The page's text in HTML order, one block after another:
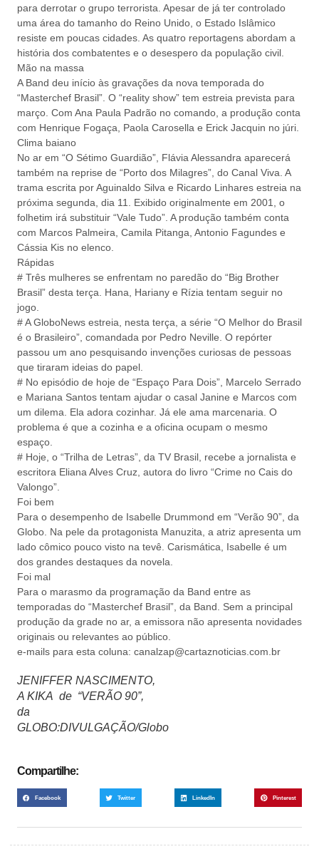
para derrotar o grupo terrorista. Apesar de já ter controlado
uma área do tamanho do Reino Unido, o Estado Islâmico
resiste em poucas cidades. As quatro reportagens abordam a
história dos combatentes e o desespero da população civil.
Mão na massa
A Band deu início às gravações da nova temporada do
“Masterchef Brasil”. O “reality show” tem estreia prevista para
março. Com Ana Paula Padrão no comando, a produção conta
com Henrique Fogaça, Paola Carosella e Erick Jacquin no júri.
Clima baiano
No ar em “O Sétimo Guardião”, Flávia Alessandra aparecerá
também na reprise de “Porto dos Milagres”, do Canal Viva. A
trama escrita por Aguinaldo Silva e Ricardo Linhares estreia na
próxima segunda, dia 11. Exibido originalmente em 2001, o
folhetim irá substituir “Vale Tudo”. A produção também conta
com Marcos Palmeira, Camila Pitanga, Antonio Fagundes e
Cássia Kis no elenco.
Rápidas
# Três mulheres se enfrentam no paredão do “Big Brother
Brasil” desta terça. Hana, Hariany e Rízia tentam seguir no
jogo.
# A GloboNews estreia, nesta terça, a série “O Melhor do Brasil
é o Brasileiro”, comandada por Pedro Neville. O repórter
passou um ano pesquisando invenções curiosas de pessoas
que tiraram ideias do papel.
# No episódio de hoje de “Espaço Para Dois”, Marcelo Serrado
e Mariana Santos tentam ajudar o casal Janine e Marcos com
um dilema. Ela adora cozinhar. Já ele ama marcenaria. O
problema é que a cozinha e a oficina ocupam o mesmo
espaço.
# Hoje, o “Trilha de Letras”, da TV Brasil, recebe a jornalista e
escritora Eliana Alves Cruz, autora do livro “Crime no Cais do
Valongo”.
Foi bem
Para o desempenho de Isabelle Drummond em “Verão 90”, da
Globo. Na pele da protagonista Manuzita, a atriz apresenta um
lado cômico pouco visto na tevê. Carismática, Isabelle é um
dos grandes destaques da novela.
Foi mal
Para o marasmo da programação da Band entre as
temporadas do “Masterchef Brasil”, da Band. Sem a principal
produção da grade no ar, a emissora não apresenta novidades
originais ou relevantes ao público.
e-mails para esta coluna: canalzap@cartaznoticias.com.br
JENIFFER NASCIMENTO,
A KIKA de “VERÃO 90”,
da
GLOBO:DIVULGAÇÃO/Globo
Compartilhe:
Facebook Twitter LinkedIn Pinterest